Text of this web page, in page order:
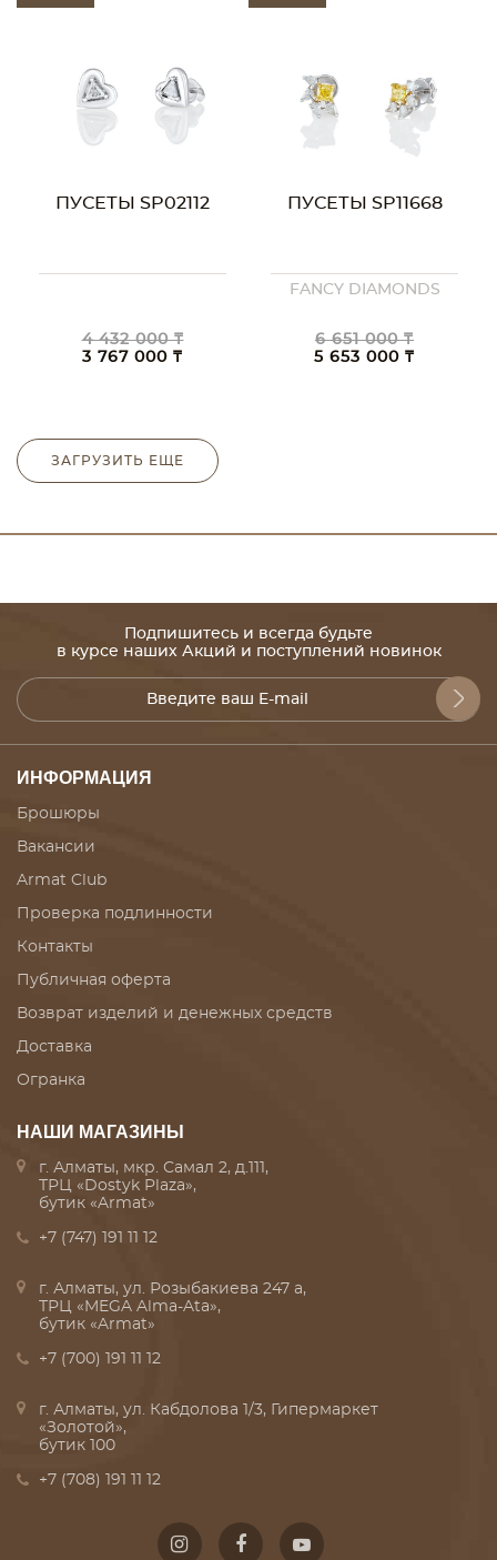
ПУСЕТЫ SP02112
4 432 000 ₸
3 767 000 ₸
ПУСЕТЫ SP11668
FANCY DIAMONDS
6 651 000 ₸
5 653 000 ₸
ЗАГРУЗИТЬ ЕЩЕ
Подпишитесь и всегда будьте
в курсе наших Акций и поступлений новинок
ИНФОРМАЦИЯ
Брошюры
Вакансии
Armat Club
Проверка подлинности
Контакты
Публичная оферта
Возврат изделий и денежных средств
Доставка
Огранка
НАШИ МАГАЗИНЫ
г. Алматы, мкр. Самал 2, д.111,
ТРЦ «Dostyk Plaza»,
бутик «Armat»
+7 (747) 191 11 12
г. Алматы, ул. Розыбакиева 247 а,
ТРЦ «MEGA Alma-Ata»,
бутик «Armat»
+7 (700) 191 11 12
г. Алматы, ул. Кабдолова 1/3, Гипермаркет
«Золотой»,
бутик 100
+7 (708) 191 11 12